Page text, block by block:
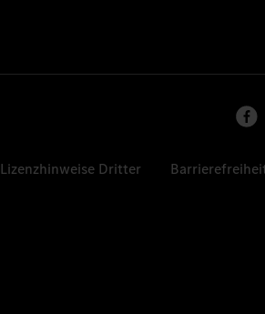
Lizenzhinweise Dritter